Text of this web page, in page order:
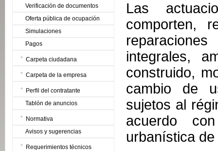
Verificación de documentos
Oferta pública de ocupación
Simulaciones
Pagos
Carpeta ciudadana
Carpeta de la empresa
Perfil del contratante
Tablón de anuncios
Normativa
Avisos y sugerencias
Requerimientos técnicos
Las
comporten,
integrales,
construido,
cambio de
sujetos al
acuerdo
urbanística